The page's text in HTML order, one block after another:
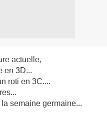
actuelle,
en 3D...
roti en 3C....
semaine germaine...